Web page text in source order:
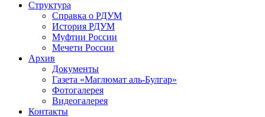
Структура
Справка о РДУМ
История РДУМ
Муфтии России
Мечети России
Архив
Документы
Газета «Маглюмат аль-Булгар»
Фотогалерея
Видеогалерея
Контакты